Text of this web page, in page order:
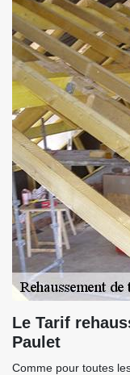
Le Tarif
Paulet
Comme pour toutes